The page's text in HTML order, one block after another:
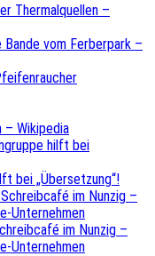
Thermalquellen –
Bande vom Ferberpark –
– Wikipedia
hilft bei
bei „Übersetzung“!
im Nunzig –
Unternehmen
im Nunzig –
Unternehmen